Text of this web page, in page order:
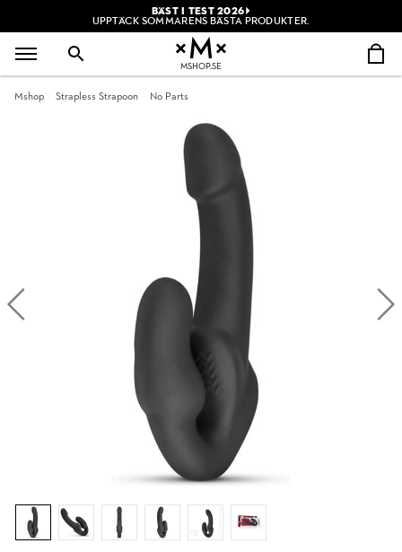
BÄST I TEST 2026
UPPTÄCK SOMMARENS BÄSTA PRODUKTER.
MSHOP.SE
Mshop Strapless Strapoon No Parts